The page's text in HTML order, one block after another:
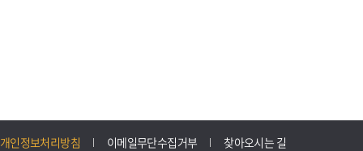
개인정보처리방침 이메일무단수집거부 찾아오시는 길